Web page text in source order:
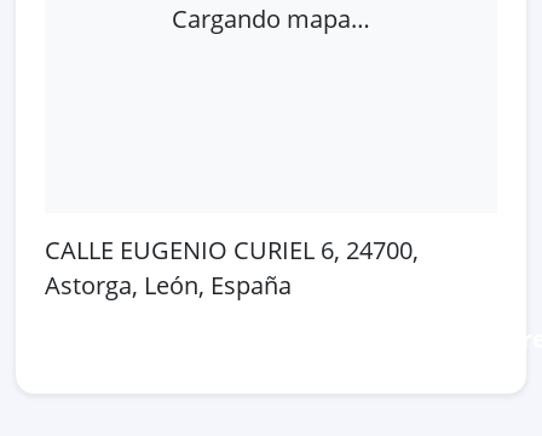
Cargando mapa…
CALLE EUGENIO CURIEL 6, 24700,
Astorga, León, España